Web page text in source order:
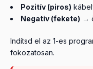
Pozitív (piros)
Negatív (fekete) →
Indítsd el az 1-es
fokozatosan.